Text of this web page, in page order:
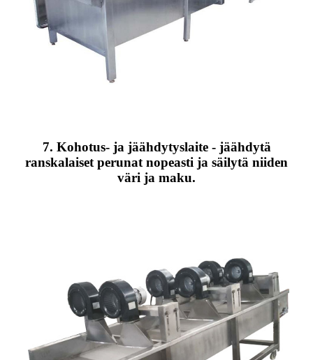
7. Kohotus- ja jäähdytyslaite - jäähdytä
ranskalaiset perunat nopeasti ja säilytä niiden
väri ja maku.